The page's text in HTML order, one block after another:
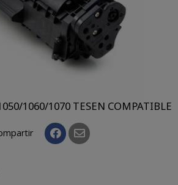
1060/1070 TESEN COMPATIBLE